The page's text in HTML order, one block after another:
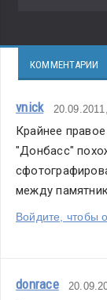
КОММЕНТАРИИ
vnick
Крайнее
"Донбасс"
между
Войдите, чтобы
donrace